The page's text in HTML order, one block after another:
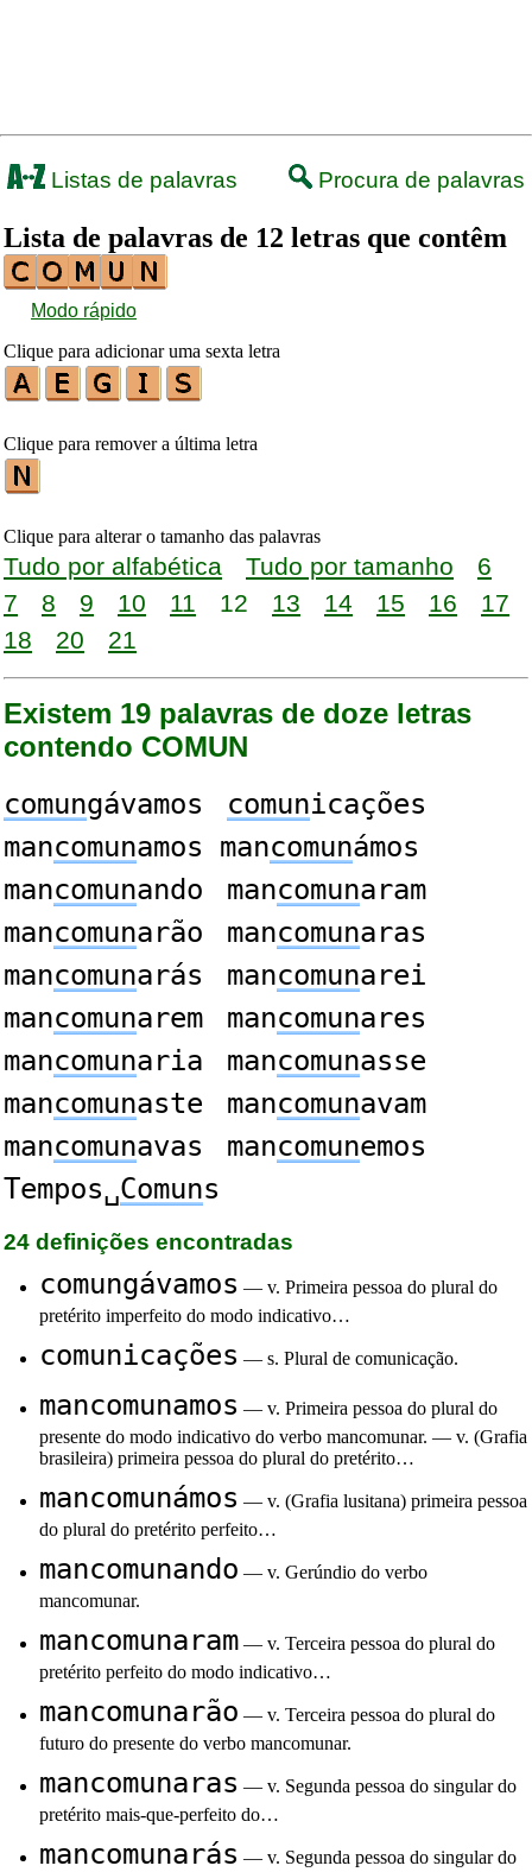
Listas de palavras Procura de palavras
Lista de palavras de 12 letras que contêm
Modo rápido
Clique para adicionar uma sexta letra
Clique para remover a última letra
Clique para alterar o tamanho das palavras
Tudo por alfabética Tudo por tamanho
6
7
8 9 10 11 12 13 14 15 16
17
18
20 21
Existem 19 palavras de doze letras
contendo COMUN
comungávamos comunicações
mancomunamos mancomunámos
mancomunando mancomunaram
mancomunarão mancomunaras
mancomunarás mancomunarei
mancomunarem mancomunares
mancomunaria mancomunasse
mancomunaste mancomunavam
mancomunavas mancomunemos
Tempos␣Comuns
24 definições encontradas
comungávamos — v. Primeira pessoa do plural do
pretérito imperfeito do modo indicativo…
comunicações — s. Plural de comunicação.
mancomunamos — v. Primeira pessoa do plural do
presente do modo indicativo do verbo mancomunar. — v. (Grafia
brasileira) primeira pessoa do plural do pretérito…
mancomunámos — v. (Grafia lusitana) primeira pessoa
do plural do pretérito perfeito…
mancomunando — v. Gerúndio do verbo
mancomunar.
mancomunaram — v. Terceira pessoa do plural do
pretérito perfeito do modo indicativo…
mancomunarão — v. Terceira pessoa do plural do
futuro do presente do verbo mancomunar.
mancomunaras — v. Segunda pessoa do singular do
pretérito mais-que-perfeito do…
mancomunarás — v. Segunda pessoa do singular do